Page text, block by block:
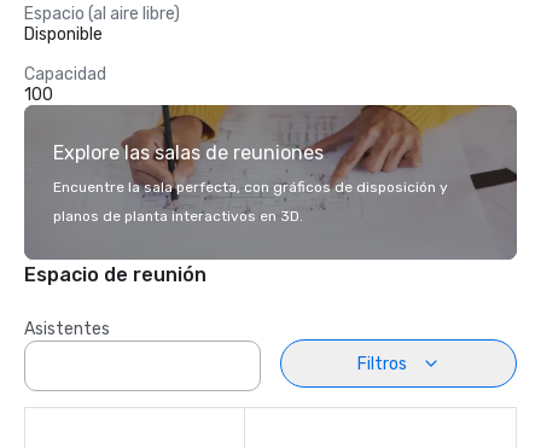
Espacio (al aire libre)
Disponible
Capacidad
100
Explore las salas de reuniones
Encuentre la sala perfecta, con gráficos de disposición y
planos de planta interactivos en 3D.
Espacio de reunión
Asistentes
Filtros